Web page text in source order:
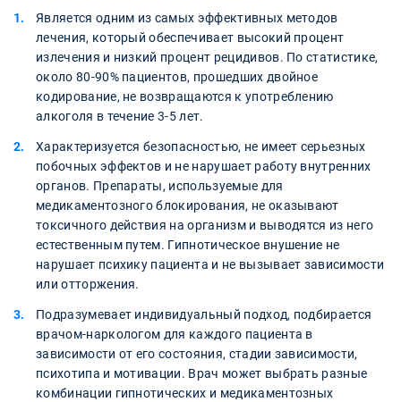
Является одним из самых эффективных методов
лечения, который обеспечивает высокий процент
излечения и низкий процент рецидивов. По статистике,
около 80-90% пациентов, прошедших двойное
кодирование, не возвращаются к употреблению
алкоголя в течение 3-5 лет.
Характеризуется безопасностью, не имеет серьезных
побочных эффектов и не нарушает работу внутренних
органов. Препараты, используемые для
медикаментозного блокирования, не оказывают
токсичного действия на организм и выводятся из него
естественным путем. Гипнотическое внушение не
нарушает психику пациента и не вызывает зависимости
или отторжения.
Подразумевает индивидуальный подход, подбирается
врачом-наркологом для каждого пациента в
зависимости от его состояния, стадии зависимости,
психотипа и мотивации. Врач может выбрать разные
комбинации гипнотических и медикаментозных